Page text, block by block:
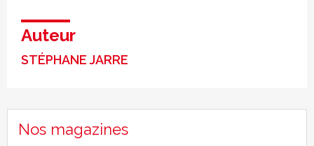
Auteur
STÉPHANE JARRE
Nos magazines